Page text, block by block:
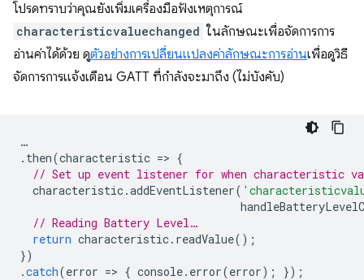
โปรดทราบว่าคุณยังเพิ่มเครื่องมือฟังเหตุการณ์
characteristicvaluechanged ในลักษณะเพื่อจัดการการ
อ่านค่าได้ด้วย ดูตัวอย่างการเปลี่ยนแปลงค่าลักษณะการอ่านเพื่อดูวิธี
จัดการการแจ้งเตือน GATT ที่กำลังจะมาถึง (ไม่บังคับ)
…
. then(characteristic => {
// Set up event listener for when characteristic
characteristic.addEventListener(
// Reading Battery Level…
return characteristic. readValue();
})
.catch(error => { console. error(error); });